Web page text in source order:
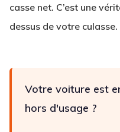
casse net. C’est une
dessus de votre culasse.
Votre voiture est
hors d'usage ?